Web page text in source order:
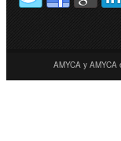
AMYCA y